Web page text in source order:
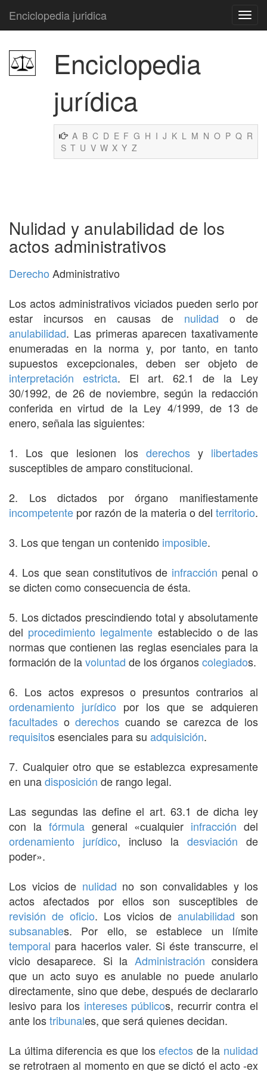
Enciclopedia juridica
Enciclopedia
jurídica
A B C D E F G H I J K L M N O P Q R
S T U V W X Y Z
Nulidad y anulabilidad de los
actos administrativos
Derecho Administrativo
Los actos administrativos viciados pueden serlo por
estar incursos en causas de nulidad o de
anulabilidad. Las primeras aparecen taxativamente
enumeradas en la norma y, por tanto, en tanto
supuestos excepcionales, deben ser objeto de
interpretación estricta. El art. 62.1 de la Ley
30/1992, de 26 de noviembre, según la redacción
conferida en virtud de la Ley 4/1999, de 13 de
enero, señala las siguientes:
1. Los que lesionen los derechosy libertades
susceptibles de amparo constitucional.
2. Los dictados por órgano manifiestamente
incompetente por razón de la materia o del territorio.
3. Los que tengan un contenido imposible.
4. Los que sean constitutivos de infracción penal o
se dicten como consecuencia de ésta.
5. Los dictados prescindiendo total y absolutamente
del procedimiento legalmente establecido o de las
normas que contienen las reglas esenciales para la
formación de lavoluntad de los órganoscolegiados.
6. Los actos expresos o presuntos contrarios al
ordenamiento jurídico por los que se adquieren
facultades oderechos cuando se carezca de los
requisitos esenciales para su adquisición.
7. Cualquier otro que se establezca expresamente
en unadisposición de rango legal.
Las segundas las define el art. 63.1 de dicha ley
con la fórmulageneral «cualquier infracción del
ordenamiento jurídico, incluso la desviación de
poder».
Los vicios de nulidad no son convalidables y los
actos afectados por ellos son susceptibles de
revisión de oficio. Los vicios de anulabilidad son
subsanables. Por ello, se establece un límite
temporal para hacerlos valer. Si éste transcurre, el
vicio desaparece. Si la Administración considera
que un acto suyo es anulable no puede anularlo
directamente, sino que debe, después de declararlo
lesivo para los intereses públicos, recurrir contra el
ante lostribunales, que será quienes decidan.
La última diferencia es que losefectos de la nulidad
se retrotraen al momento en que se dictó el acto -ex